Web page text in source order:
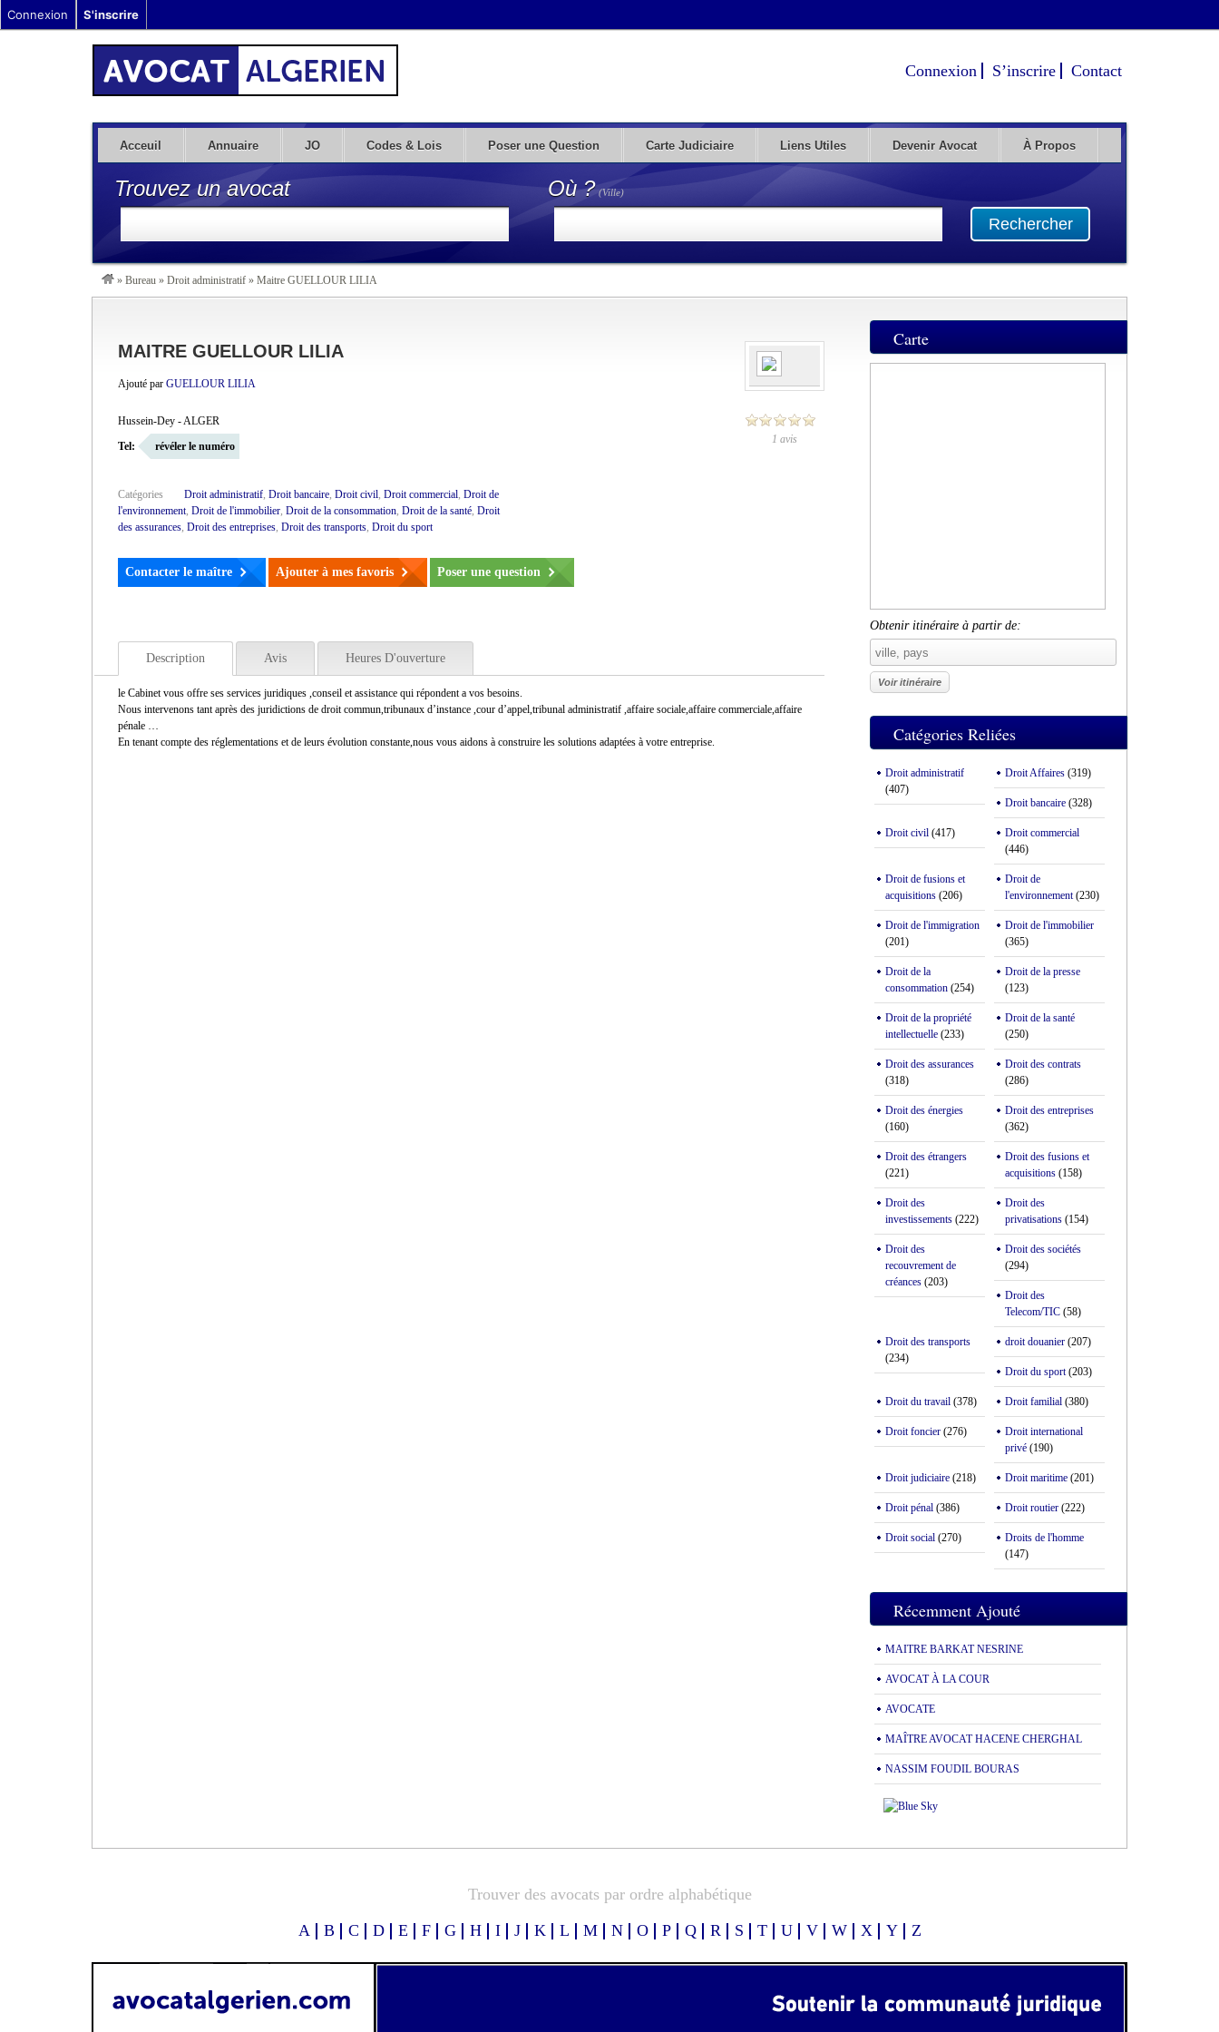
Connexion S’inscrire Contact
Acceuil Annuaire JO Codes & Lois Poser une Question Carte Judiciaire Liens Utiles Devenir Avocat À Propos
Trouvez un avocat Où ? (Ville)
Rechercher
» Bureau » Droit administratif » Maitre GUELLOUR LILIA
1 avis
MAITRE GUELLOUR LILIA
Ajouté par GUELLOUR LILIA
Hussein-Dey - ALGER
Tel:
révéler le numéro
Catégories Droit administratif, Droit bancaire, Droit civil, Droit commercial, Droit de
l'environnement, Droit de l'immobilier, Droit de la consommation, Droit de la santé, Droit
des assurances, Droit des entreprises, Droit des transports, Droit du sport
Contacter le maître Ajouter à mes favoris Poser une question
Description Avis Heures D'ouverture
le Cabinet vous offre ses services juridiques ,conseil et assistance qui répondent a vos besoins.
Nous intervenons tant après des juridictions de droit commun,tribunaux d’instance ,cour d’appel,tribunal administratif ,affaire sociale,affaire commerciale,affaire
pénale …
En tenant compte des réglementations et de leurs évolution constante,nous vous aidons à construire les solutions adaptées à votre entreprise.
Carte
Obtenir itinéraire à partir de:
Catégories Reliées
Droit administratif
(407)
Droit Affaires (319)
Droit bancaire (328)
Droit civil (417)
Droit commercial
(446)
Droit de fusions et
acquisitions (206)
Droit de
l'environnement(230)
Droit de l'immigration
(201)
Droit de l'immobilier
(365)
Droit de la
consommation (254)
Droit de la presse
(123)
Droit de la propriété
intellectuelle (233)
Droit de la santé
(250)
Droit des assurances
(318)
Droit des contrats
(286)
Droit des énergies
(160)
Droit des entreprises
(362)
Droit des étrangers
(221)
Droit des fusions et
acquisitions (158)
Droit des
investissements (222)
Droit des
privatisations (154)
Droit des
recouvrement de
créances (203)
Droit des sociétés
(294)
Droit des
Telecom/TIC (58)
Droit des transports
(234)
droit douanier (207)
Droit du sport(203)
Droit du travail (378) Droit familial (380)
Droit foncier (276)
Droit international
privé (190)
Droit judiciaire (218) Droit maritime (201)
Droit pénal (386) Droit routier (222)
Droit social (270)
Droits de l'homme
(147)
Récemment Ajouté
MAITRE BARKAT NESRINE
AVOCAT À LA COUR
AVOCATE
MAÎTRE AVOCAT HACENE CHERGHAL
NASSIM FOUDIL BOURAS
Trouver des avocats par ordre alphabétique
A
B C D E F G H I J K L M N O P Q R S T U V W X Y Z
Connexion S'inscrire